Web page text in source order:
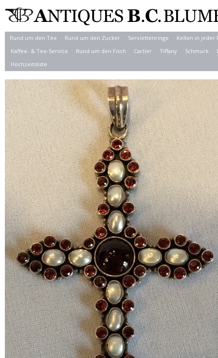
Rund um den Tee Rund um den Zucker Serviettenringe
Kellen in jeder
Kaffee- & Tee-Service
Rund um den Fisch Cartier Tiffany Schmuck
Hochzeitsliste